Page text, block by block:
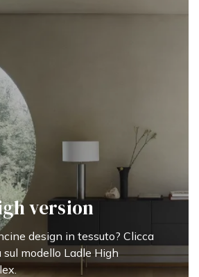
version
design in tessuto? Clicca
sul modello Ladle High